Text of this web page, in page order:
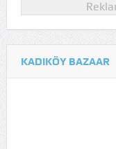
KADIKÖY BAZAAR